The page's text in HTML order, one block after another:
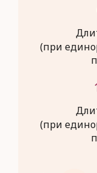
(при
(при